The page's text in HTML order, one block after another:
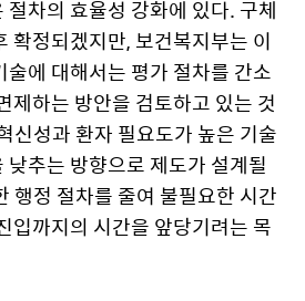
차의 효율성 강화에 있다. 구체
확정되겠지만, 보건복지부는 이
에 대해서는 평가 절차를 간소
제하는 방안을 검토하고 있는 것
신성과 환자 필요도가 높은 기술
추는 방향으로 제도가 설계될
행정 절차를 줄여 불필요한 시간
입까지의 시간을 앞당기려는 목